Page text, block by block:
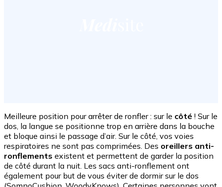
Meilleure position pour arrêter de ronfler : sur le côté ! Sur le
dos, la langue se positionne trop en arrière dans la bouche
et bloque ainsi le passage d’air. Sur le côté, vos voies
respiratoires ne sont pas comprimées. Des oreillers anti-
ronflements existent et permettent de garder la position
de côté durant la nuit. Les sacs anti-ronflement ont
également pour but de vous éviter de dormir sur le dos